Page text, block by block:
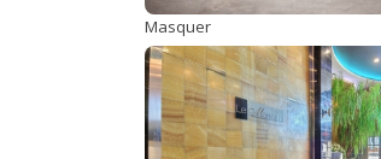
Masquer